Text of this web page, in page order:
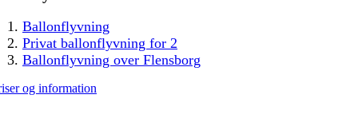
Ballonflyvning
Privat ballonflyvning for 2
Ballonflyvning over Flensborg
og information